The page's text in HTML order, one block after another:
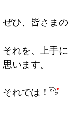
ぜひ、皆さま
それを、上手
思います。
それでは！